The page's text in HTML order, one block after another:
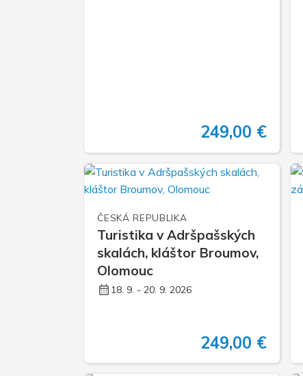
249,00 €
ČESKÁ REPUBLIKA
Turistika v Adršpašských
skalách, kláštor Broumov,
Olomouc
18. 9. - 20. 9. 2026
249,00 €